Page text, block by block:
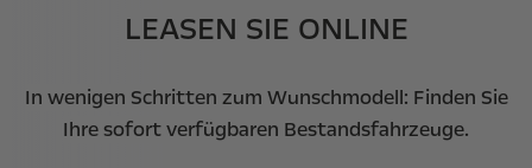
LEASEN SIE ONLINE
In wenigen Schritten zum Wunschmodell: Finden Sie
Ihre sofort verfügbaren Bestandsfahrzeuge.